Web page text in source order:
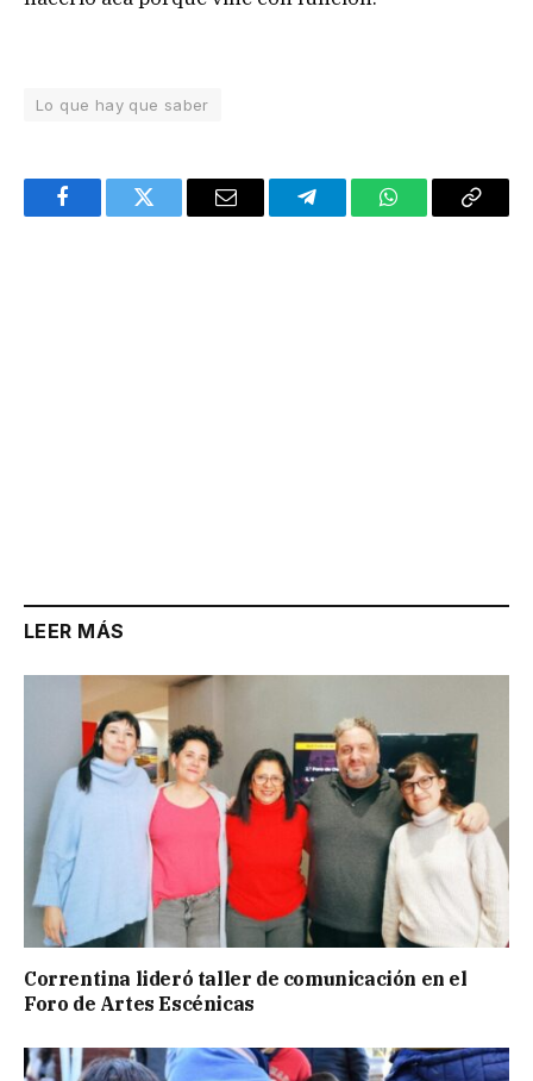
Lo que hay que saber
FacebookTwitter Email TelegramWhatsAppCopy
LEER MÁS
Correntina lideró taller de comunicación en el
Foro de Artes Escénicas